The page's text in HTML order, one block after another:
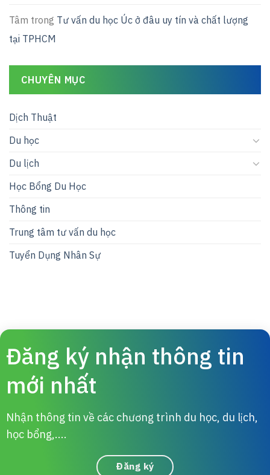
Tâm trong Tư vấn du học Úc ở đâu uy tín và chất lượng
tại TPHCM
CHUYÊN MỤC
Dịch Thuật
Du học
Du lịch
Học Bổng Du Học
Thông tin
Trung tâm tư vấn du học
Tuyển Dụng Nhân Sự
Đăng ký nhận thông tin
mới nhất
Nhận thông tin về các chương trình du học, du lịch,
học bổng,....
Đăng ký